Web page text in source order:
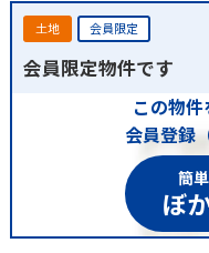
土地 会員限定
会員限定物件です
この物
会員登録
簡
ぼ